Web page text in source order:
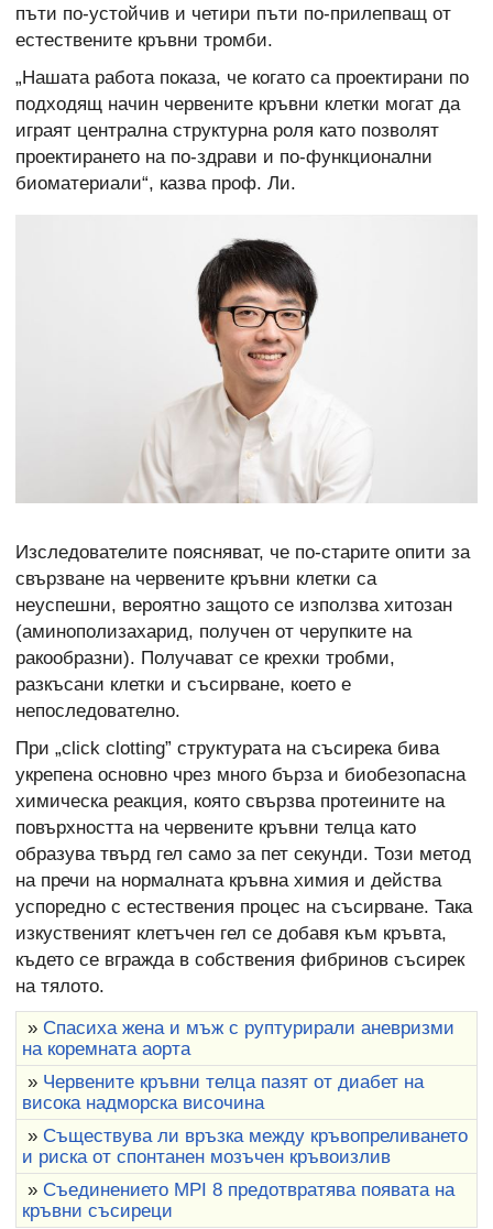
пъти по-устойчив и четири пъти по-прилепващ от
естествените кръвни тромби.
„Нашата работа показа, че когато са проектирани по
подходящ начин червените кръвни клетки могат да
играят централна структурна роля като позволят
проектирането на по-здрави и по-функционални
биоматериали“, казва проф. Ли.
Изследователите поясняват, че по-старите опити за
свързване на червените кръвни клетки са
неуспешни, вероятно защото се използва хитозан
(аминополизахарид, получен от черупките на
ракообразни). Получават се крехки тробми,
разкъсани клетки и съсирване, което е
непоследователно.
При „click clotting” структурата на съсирека бива
укрепена основно чрез много бърза и биобезопасна
химическа реакция, която свързва протеините на
повърхността на червените кръвни телца като
образува твърд гел само за пет секунди. Този метод
на пречи на нормалната кръвна химия и действа
успоредно с естествения процес на съсирване. Така
изкуственият клетъчен гел се добавя към кръвта,
където се вгражда в собствения фибринов съсирек
на тялото.
» Спасиха жена и мъж с руптурирали аневризми
на коремната аорта
» Червените кръвни телца пазят от диабет на
висока надморска височина
» Съществува ли връзка между кръвопреливането
и риска от спонтанен мозъчен кръвоизлив
» Съединението MPI 8 предотвратява появата на
кръвни съсиреци